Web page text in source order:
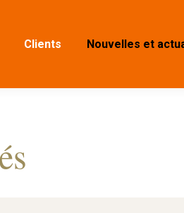
Clients Nouvelles et